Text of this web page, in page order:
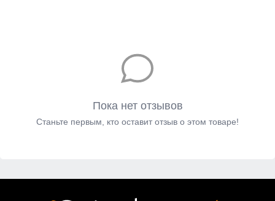
Пока нет отзывов
Станьте первым, кто оставит отзыв о этом товаре!